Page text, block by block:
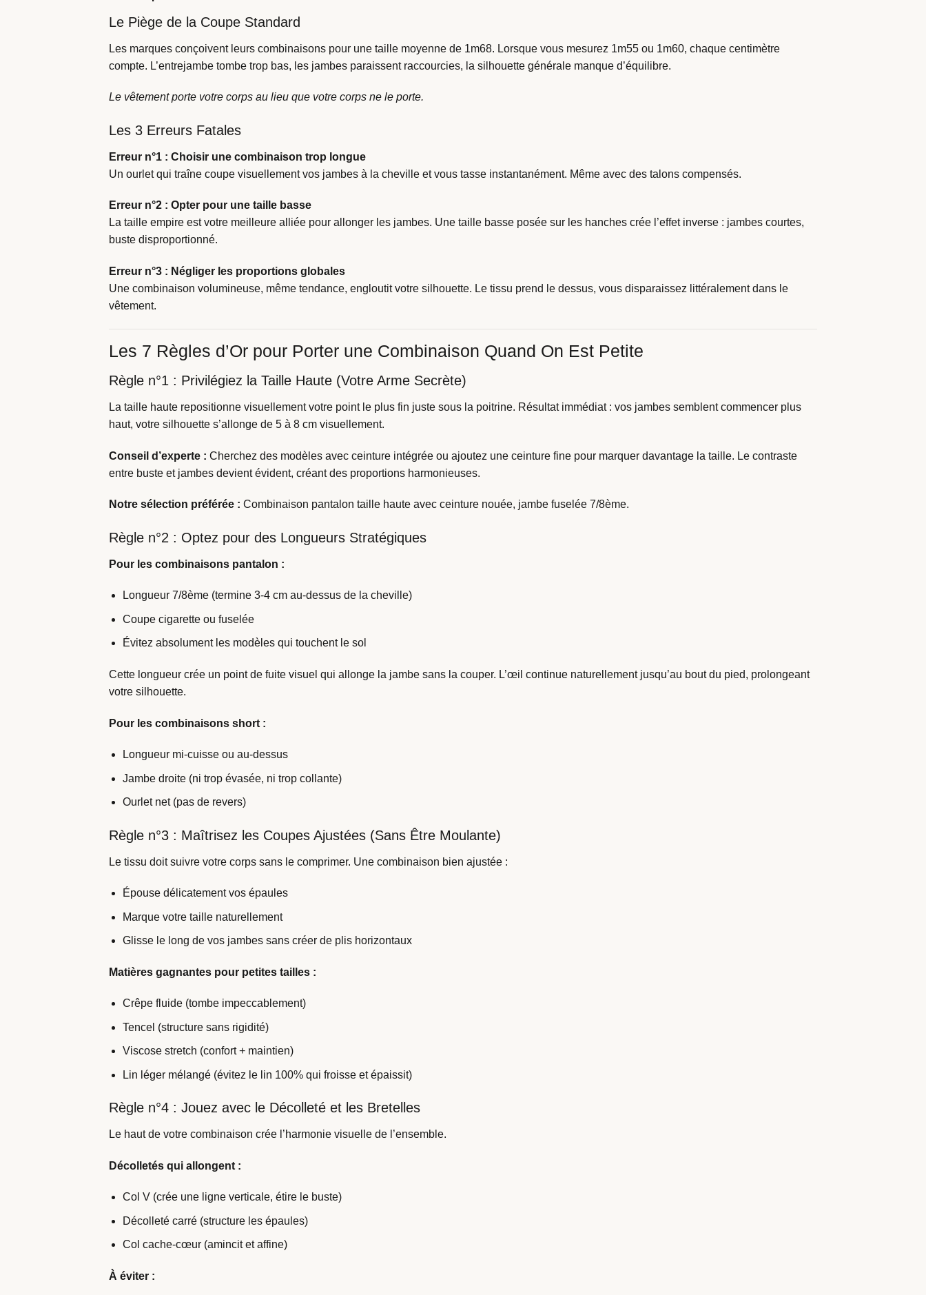
Le Piège de la Coupe Standard
Les marques conçoivent leurs combinaisons pour une taille moyenne de 1m68. Lorsque vous mesurez 1m55 ou 1m60, chaque centimètre
compte. L’entrejambe tombe trop bas, les jambes paraissent raccourcies, la silhouette générale manque d’équilibre.
Le vêtement porte votre corps au lieu que votre corps ne le porte.
Les 3 Erreurs Fatales
Erreur n°1 : Choisir une combinaison trop longue
Un ourlet qui traîne coupe visuellement vos jambes à la cheville et vous tasse instantanément. Même avec des talons compensés.
Erreur n°2 : Opter pour une taille basse
La taille empire est votre meilleure alliée pour allonger les jambes. Une taille basse posée sur les hanches crée l’effet inverse : jambes courtes,
buste disproportionné.
Erreur n°3 : Négliger les proportions globales
Une combinaison volumineuse, même tendance, engloutit votre silhouette. Le tissu prend le dessus, vous disparaissez littéralement dans le
vêtement.
Les 7 Règles d’Or pour Porter une Combinaison Quand On Est Petite
Règle n°1 : Privilégiez la Taille Haute (Votre Arme Secrète)
La taille haute repositionne visuellement votre point le plus fin juste sous la poitrine. Résultat immédiat : vos jambes semblent commencer plus
haut, votre silhouette s’allonge de 5 à 8 cm visuellement.
Conseil d’experte : Cherchez des modèles avec ceinture intégrée ou ajoutez une ceinture fine pour marquer davantage la taille. Le contraste
entre buste et jambes devient évident, créant des proportions harmonieuses.
Notre sélection préférée : Combinaison pantalon taille haute avec ceinture nouée, jambe fuselée 7/8ème.
Règle n°2 : Optez pour des Longueurs Stratégiques
Pour les combinaisons pantalon :
Longueur 7/8ème (termine 3-4 cm au-dessus de la cheville)
Coupe cigarette ou fuselée
Évitez absolument les modèles qui touchent le sol
Cette longueur crée un point de fuite visuel qui allonge la jambe sans la couper. L’œil continue naturellement jusqu’au bout du pied, prolongeant
votre silhouette.
Pour les combinaisons short :
Longueur mi-cuisse ou au-dessus
Jambe droite (ni trop évasée, ni trop collante)
Ourlet net (pas de revers)
Règle n°3 : Maîtrisez les Coupes Ajustées (Sans Être Moulante)
Le tissu doit suivre votre corps sans le comprimer. Une combinaison bien ajustée :
Épouse délicatement vos épaules
Marque votre taille naturellement
Glisse le long de vos jambes sans créer de plis horizontaux
Matières gagnantes pour petites tailles :
Crêpe fluide (tombe impeccablement)
Tencel (structure sans rigidité)
Viscose stretch (confort + maintien)
Lin léger mélangé (évitez le lin 100% qui froisse et épaissit)
Règle n°4 : Jouez avec le Décolleté et les Bretelles
Le haut de votre combinaison crée l’harmonie visuelle de l’ensemble.
Décolletés qui allongent :
Col V (crée une ligne verticale, étire le buste)
Décolleté carré (structure les épaules)
Col cache-cœur (amincit et affine)
À éviter :